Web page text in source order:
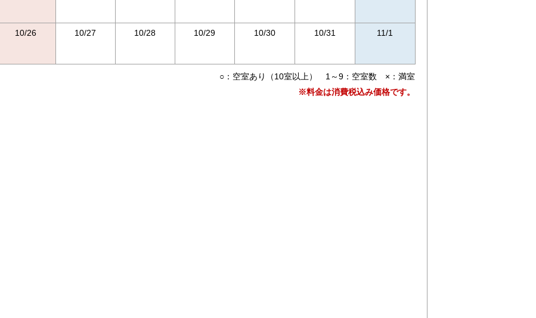
10/26 10/27 10/28 10/29 10/30 10/31 11/1
○：空室あり（10室以上） 1～9：空室数 ×：満室
※料金は消費税込み価格です。